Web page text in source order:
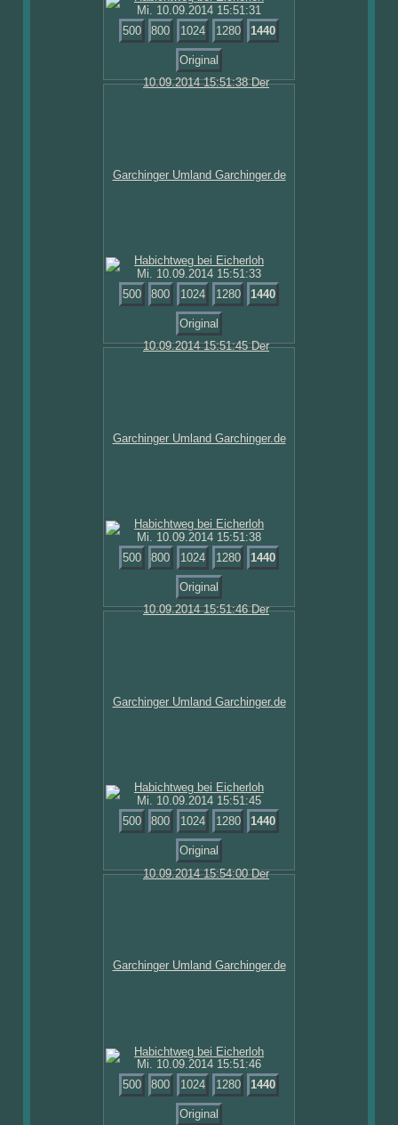
Mi. 10.09.2014 15:51:31
500
800 1024 1280 1440
Original
Mi. 10.09.2014 15:51:33
500
800 1024 1280 1440
Original
Mi. 10.09.2014 15:51:38
500
800 1024 1280 1440
Original
Mi. 10.09.2014 15:51:45
500
800 1024 1280 1440
Original
Mi. 10.09.2014 15:51:46
500
800 1024 1280 1440
Original